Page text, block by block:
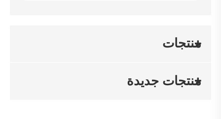
منتجات
منتجات جديدة